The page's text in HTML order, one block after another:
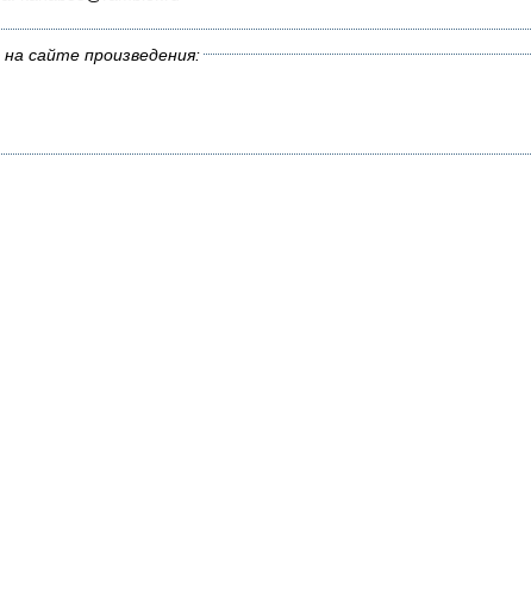
сайте произведения: